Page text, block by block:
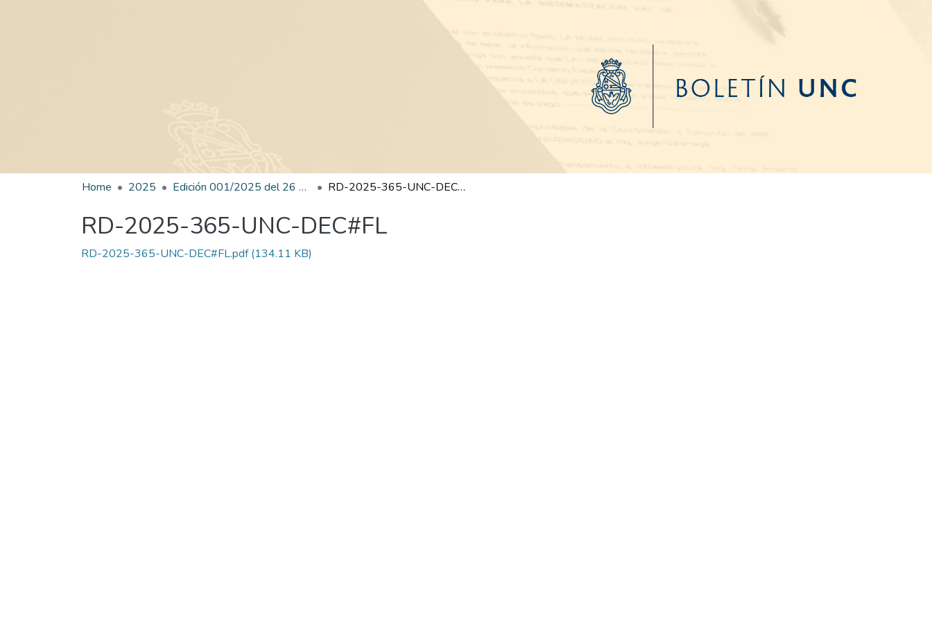
Home 2025 Edición 001/2025 del 26 de mayo de 2025 RD-2025-365-UNC-DEC#FL
RD-2025-365-UNC-DEC#FL
RD-2025-365-UNC-DEC#FL.pdf(134.11 KB)